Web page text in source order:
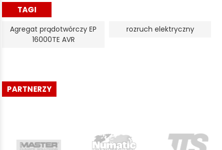
TAGI
Agregat prądotwórczy EP
16000TE AVR
rozruch elektryczny
PARTNERZY